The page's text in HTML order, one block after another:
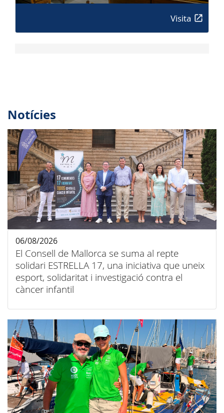
Visita
Notícies
El Consell de Mallorca se suma al repte
solidari ESTRELLA 17, una iniciativa que uneix
esport, solidaritat i investigació contra el
càncer infantil
06/08/2026